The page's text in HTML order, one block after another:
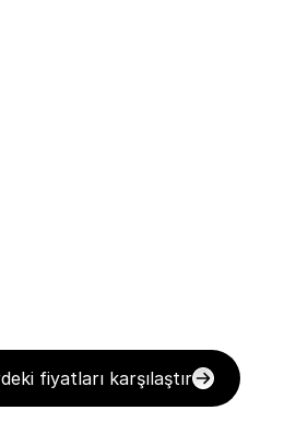
fiyatları karşılaştır